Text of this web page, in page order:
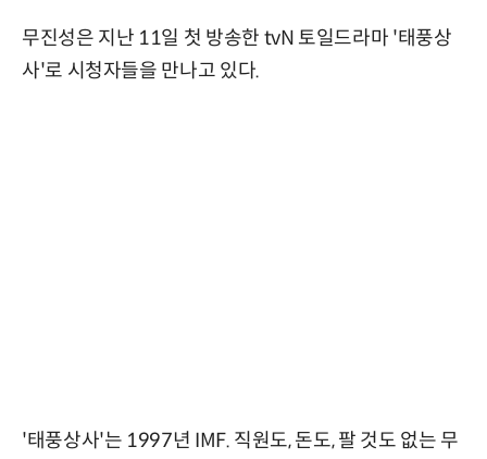
무진성은 지난 11일 첫 방송한 tvN 토일드라마 '태풍상
사'로 시청자들을 만나고 있다.
'태풍상사'는 1997년 IMF. 직원도, 돈도, 팔 것도 없는 무